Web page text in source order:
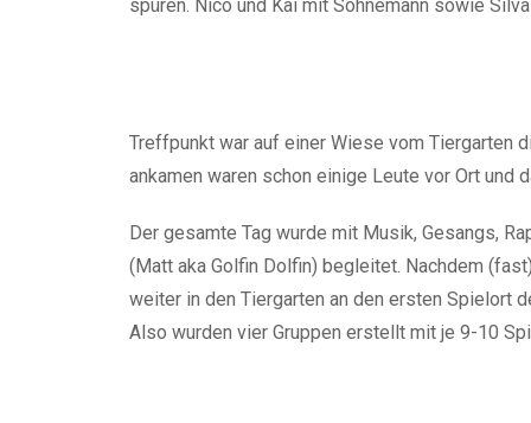
spüren. Nico und Kai mit Sohnemann sowie
Treffpunkt war auf einer Wiese vom Tiergarten
ankamen waren schon einige Leute vor Ort
Der gesamte Tag wurde mit Musik, Gesangs,
(Matt aka Golfin Dolfin) begleitet. Nachdem
weiter in den Tiergarten an den ersten Spielort
Also wurden vier Gruppen erstellt mit je 9-10